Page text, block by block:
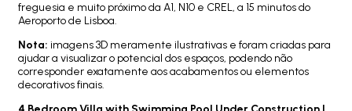
freguesia e muito próximo da A1, N10 e CREL, a 15 minutos do
Aeroporto de Lisboa.
Nota: imagens 3D meramente ilustrativas e foram criadas para
ajudar a visualizar o potencial dos espaços, podendo não
corresponder exatamente aos acabamentos ou elementos
decorativos finais.